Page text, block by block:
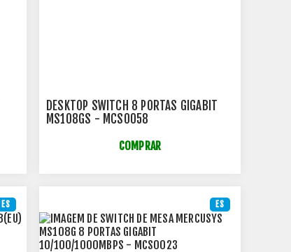
DESKTOP SWITCH 8 PORTAS GIGABIT
MS108GS - MCS0058
COMPRAR
ES ES